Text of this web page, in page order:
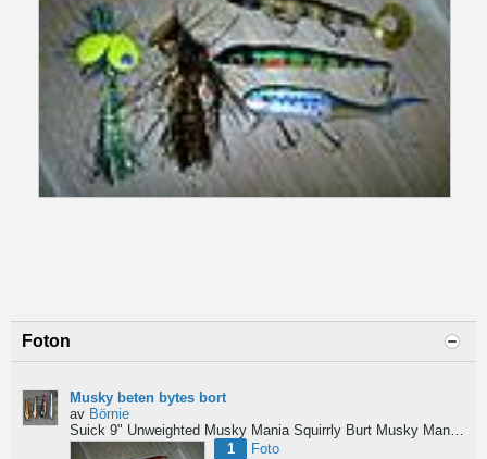
Foton
Musky beten bytes bort
av Börnie
Suick 9" Unweighted Musky Mania Squirrly Burt Musky Mania Burt
1
Foto